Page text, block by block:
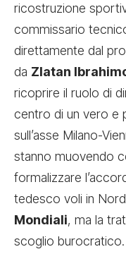
ricostruzione
commissario
direttamente dal
da Zlatan
ricoprire il ruolo di
centro di un vero e
sull’asse Milano-
stanno muovendo
formalizzare
tedesco voli in
Mondiali, ma la
scoglio